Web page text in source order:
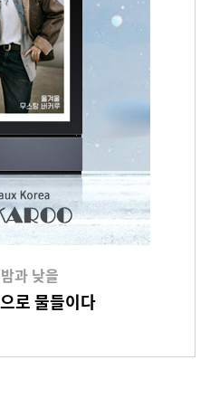
과 낮을
로 물들이다